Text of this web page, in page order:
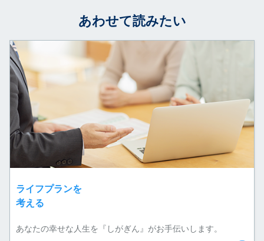
あわせて読みたい
ライフプランを
考える
あなたの幸せな人生を『しがぎん』がお手伝いします。